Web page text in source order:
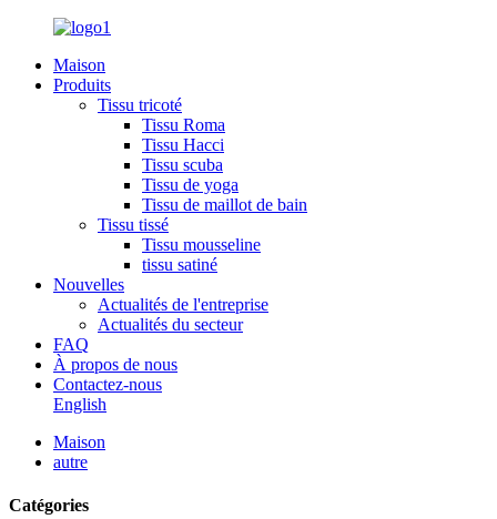
Maison
Produits
Tissu tricoté
Tissu Roma
Tissu Hacci
Tissu scuba
Tissu de yoga
Tissu de maillot de bain
Tissu tissé
Tissu mousseline
tissu satiné
Nouvelles
Actualités de l'entreprise
Actualités du secteur
FAQ
À propos de nous
Contactez-nous
English
Maison
autre
Catégories